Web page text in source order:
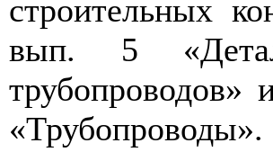
строительных
вып. 5
«Трубопроводы».